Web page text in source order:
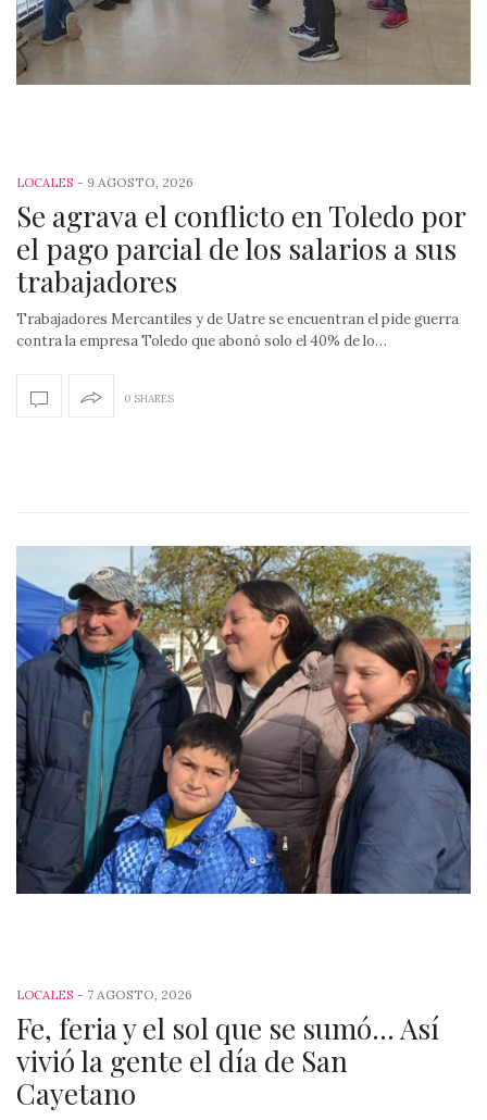
LOCALES - 9 AGOSTO, 2026
Se agrava el conflicto en Toledo por
el pago parcial de los salarios a sus
trabajadores
Trabajadores Mercantiles y de Uatre se encuentran el pide guerra
contra la empresa Toledo que abonó solo el 40% de lo…
0 SHARES
LOCALES - 7 AGOSTO, 2026
Fe, feria y el sol que se sumó… Así
vivió la gente el día de San
Cayetano